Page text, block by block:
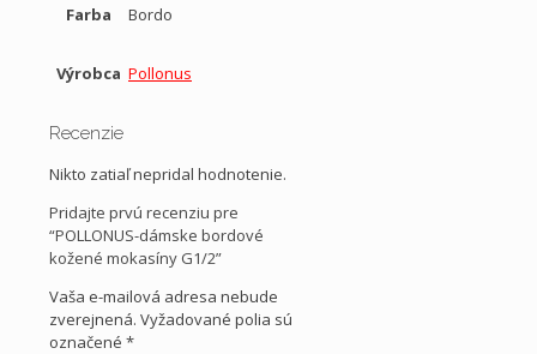
Farba Bordo
Výrobca Pollonus
Recenzie
Nikto zatiaľ nepridal hodnotenie.
Pridajte prvú recenziu pre
“POLLONUS-dámske bordové
kožené mokasíny G1/2”
Vaša e-mailová adresa nebude
zverejnená. Vyžadované polia sú
označené *